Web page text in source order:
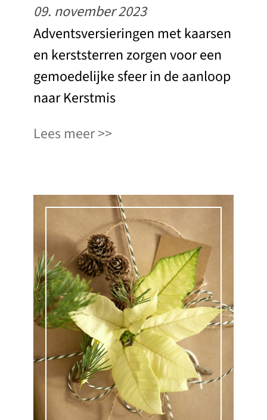
09. november 2023
Adventsversieringen met kaarsen
en kerststerren zorgen voor een
gemoedelijke sfeer in de aanloop
naar Kerstmis
Lees meer